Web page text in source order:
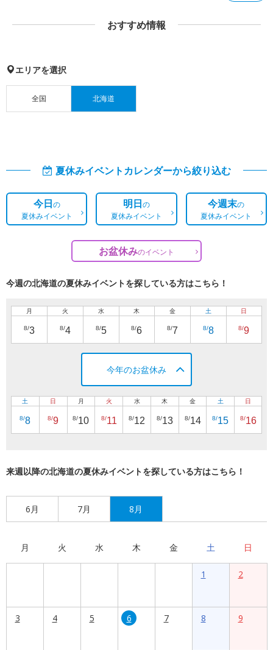
おすすめ情報
エリアを選択
全国 北海道
夏休みイベントカレンダーから絞り込む
今日の
夏休みイベント
明日の
夏休みイベント
今週末の
夏休みイベント
お盆休みのイベント
今週の北海道の夏休みイベントを探している方はこちら！
月
8/3
火
8/4
水
8/5
木
8/6
金
8/7
土
8/8
日
8/9
今年のお盆休み
土
8/8
日
8/9
月
8/10
火
8/11
水
8/12
木
8/13
金
8/14
土
8/15
日
8/16
来週以降の北海道の夏休みイベントを探している方はこちら！
6月 7月 8月
月 火 水 木 金 土 日
1 2
3 4 5 6 7 8 9